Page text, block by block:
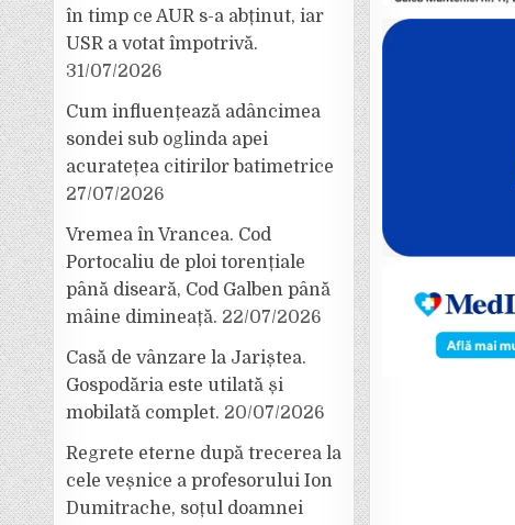
în timp ce AUR s-a abținut, iar
USR a votat împotrivă.
31/07/2026
Cum influențează adâncimea
sondei sub oglinda apei
acuratețea citirilor batimetrice
27/07/2026
Vremea în Vrancea. Cod
Portocaliu de ploi torențiale
până diseară, Cod Galben până
mâine dimineață. 22/07/2026
Casă de vânzare la Jariștea.
Gospodăria este utilată și
mobilată complet. 20/07/2026
Regrete eterne după trecerea la
cele veșnice a profesorului Ion
Dumitrache, soțul doamnei